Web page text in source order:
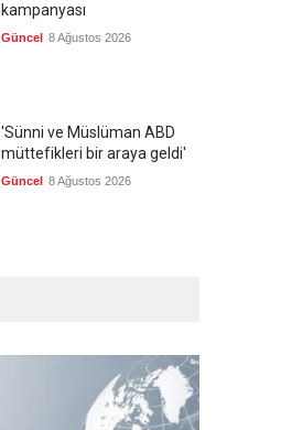
kampanyası
Güncel 8 Ağustos 2026
'Sünni ve Müslüman ABD
müttefikleri bir araya geldi'
Güncel 8 Ağustos 2026
İran: Umman ile